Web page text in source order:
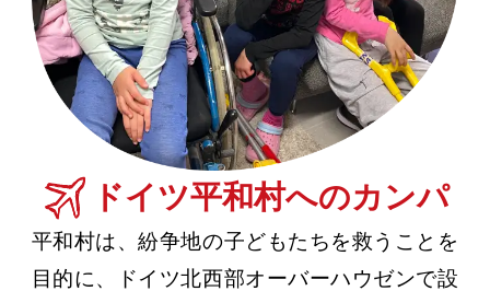
ドイツ平和村へのカンパ
平和村は、紛争地の子どもたちを救うことを
目的に、ドイツ北西部オーバーハウゼンで設